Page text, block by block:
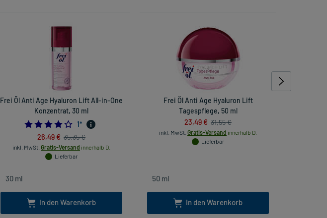
Frei Öl Anti Age Hyaluron Lift All-in-One
Konzentrat, 30 ml
4.0
1*
26,49 € 35,35 €
inkl. MwSt. Gratis-Versand innerhalb D.
Lieferbar
In den Warenkorb
Frei Öl Anti Age Hyaluron Lift
Tagespflege, 50 ml
23,49 € 31,55 €
inkl. MwSt. Gratis-Versand innerhalb D.
Lieferbar
In den Warenkorb